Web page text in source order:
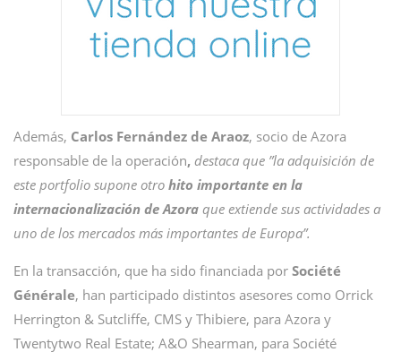
Además, Carlos Fernández de Araoz, socio de Azora
responsable de la operación, destaca que ”la adquisición de
este portfolio supone otro hito importante en la
internacionalización de Azora que extiende sus actividades a
uno de los mercados más importantes de Europa”.
En la transacción, que ha sido financiada por Société
Générale, han participado distintos asesores como Orrick
Herrington & Sutcliffe, CMS y Thibiere, para Azora y
Twentytwo Real Estate; A&O Shearman, para Société